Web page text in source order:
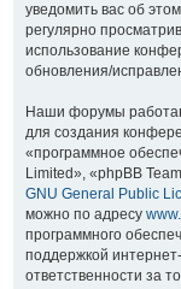
уведомить вас об
регулярно
использование
обновления/
Наши форумы
для создания
«программное
Limited», «phpBB
GNU General Public
можно по адресу
программного
поддержкой
ответственности за